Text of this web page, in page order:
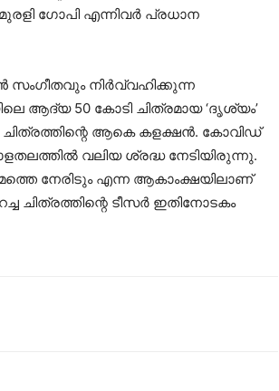
ഗോപി എന്നിവര്‍ പ്രധാന
നിര്‍വ്വഹിക്കുന്ന
ആദ്യ 50 കോടി ചിത്രമായ ‘ദൃശ്യം’
ആകെ കളക്ഷന്‍. കോവിഡ്
വലിയ ശ്രദ്ധ നേടിയിരുന്നു.
നേരിടും എന്ന ആകാംക്ഷയിലാണ്
ടീസര്‍ ഇതിനോടകം